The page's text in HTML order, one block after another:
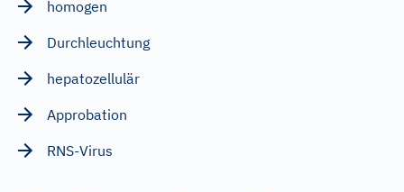
homogen
Durchleuchtung
hepatozellulär
Approbation
RNS-Virus